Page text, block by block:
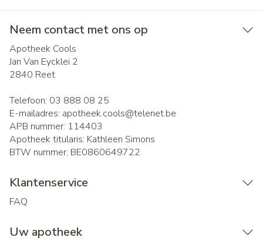
Neem contact met ons op
Apotheek Cools
Jan Van Eycklei 2
2840 Reet
Telefoon: 03 888 08 25
E-mailadres: apotheek.cools@telenet.be
APB nummer: 114403
Apotheek titularis: Kathleen Simons
BTW nummer: BE0860649722
Klantenservice
FAQ
Uw apotheek